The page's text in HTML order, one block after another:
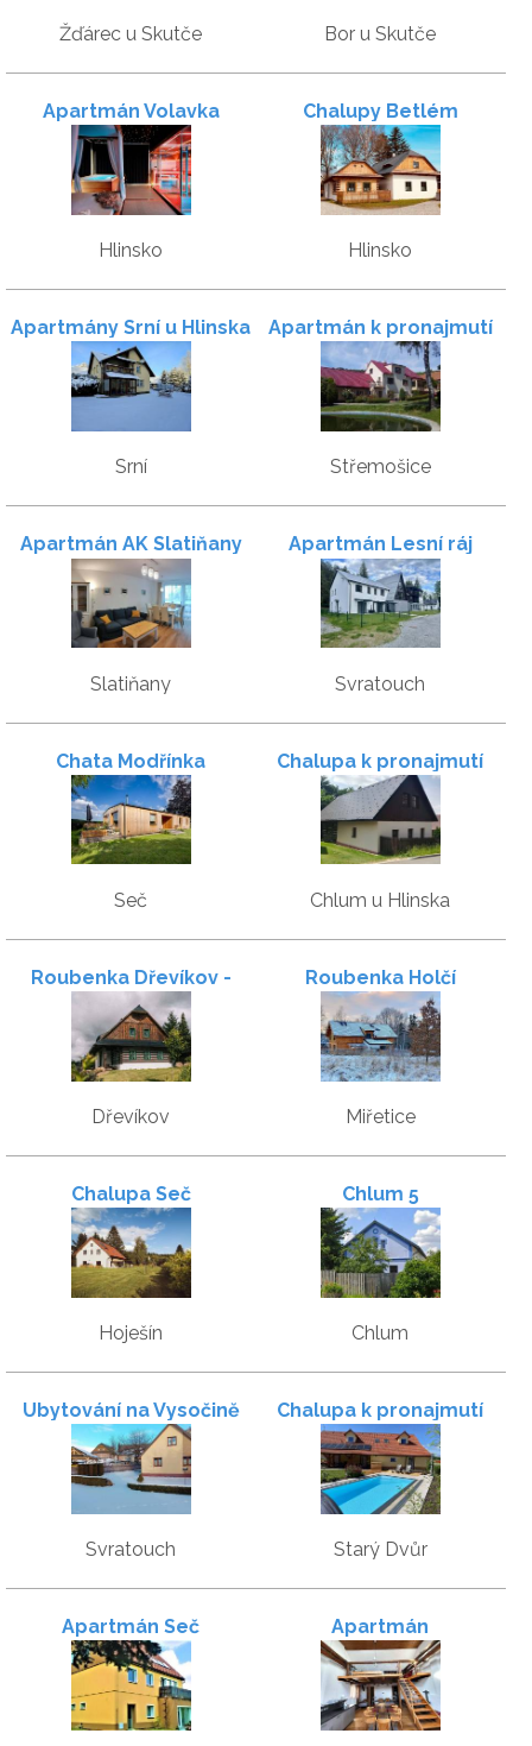
Žďárec u Skutče Bor u Skutče
Apartmán Volavka
Hlinsko
Chalupy Betlém
Hlinsko
Apartmány Srní u Hlinska
Srní
Apartmán k pronajmutí
Střemošice
Apartmán AK Slatiňany
Slatiňany
Apartmán Lesní ráj
Svratouch
Chata Modřínka
Seč
Chalupa k pronajmutí
Chlum u Hlinska
Roubenka Dřevíkov -
Veselý Kopec
Dřevíkov
Roubenka Holčí
Miřetice
Chalupa Seč
Hoješín
Chlum 5
Chlum
Ubytování na Vysočinĕ
Svratouch
Chalupa k pronajmutí
Starý Dvůr
Apartmán Seč Apartmán